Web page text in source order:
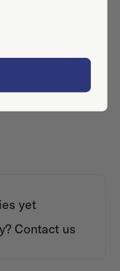
yet
Contact us